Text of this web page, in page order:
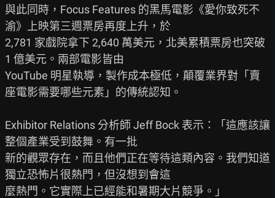
與此同時，Focus Features 的黑馬電影《愛你致死不
渝》上映第三週票房再度上升，於
2,781 家戲院拿下 2,640 萬美元，北美累積票房也突破
1 億美元。兩部電影皆由
YouTube 明星執導，製作成本極低，顛覆業界對「賣
座電影需要哪些元素」的傳統認知。
Exhibitor Relations 分析師 Jeff Bock 表示：「這應該讓
整個產業受到鼓舞。有一批
新的觀眾存在，而且他們正在等待這類內容。我們知道
獨立恐怖片很熱門，但沒想到會這
麼熱門。它實際上已經能和暑期大片競爭。」